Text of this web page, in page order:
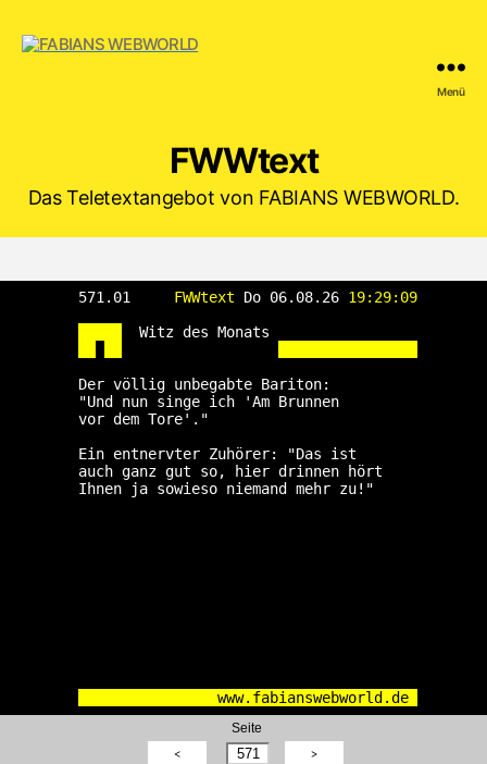
Menü
FWWtext
Das Teletextangebot von FABIANS WEBWORLD.
571.01
  FWWtext
Do 06.08.26 19:29:09
Witz des Monats
Der völlig unbegabte Bariton:
"Und nun singe ich 'Am Brunnen
vor dem Tore'."
Ein entnervter Zuhörer: "Das ist
auch ganz gut so, hier drinnen hört
Ihnen ja sowieso niemand mehr zu!"
www.fabianswebworld.de
<
Seite
>